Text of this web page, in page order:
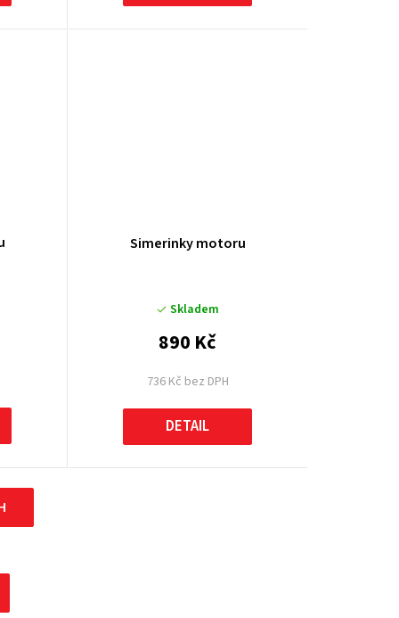
Simerinky motoru
Skladem
736 Kč bez DPH
890 Kč
DETAIL